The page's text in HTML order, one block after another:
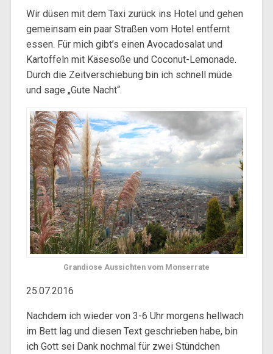
Wir düsen mit dem Taxi zurück ins Hotel und gehen
gemeinsam ein paar Straßen vom Hotel entfernt
essen. Für mich gibt’s einen Avocadosalat und
Kartoffeln mit Käsesoße und Coconut-Lemonade.
Durch die Zeitverschiebung bin ich schnell müde
und sage „Gute Nacht“.
Grandiose Aussichten vom Monserrate
25.07.2016
Nachdem ich wieder von 3-6 Uhr morgens hellwach
im Bett lag und diesen Text geschrieben habe, bin
ich Gott sei Dank nochmal für zwei Stündchen